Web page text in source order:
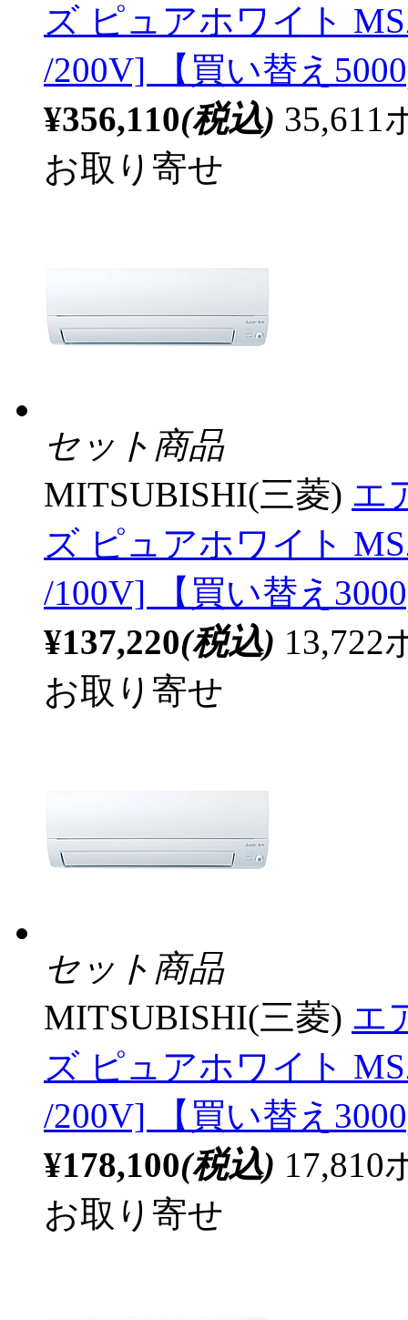
ズ ピュアホワイト
/200V] 【買い替え
¥356,110(税込) 35,611
お取り寄せ
セット商品
MITSUBISHI(三菱) エ
ズ ピュアホワイト
/100V] 【買い替え
¥137,220(税込) 13,722
お取り寄せ
セット商品
MITSUBISHI(三菱) エ
ズ ピュアホワイト
/200V] 【買い替え
¥178,100(税込) 17,810
お取り寄せ